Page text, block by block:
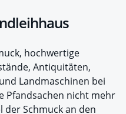
hochwertige
Antiquitäten,
Landmaschinen bei
Pfandsachen nicht mehr
der Schmuck an den